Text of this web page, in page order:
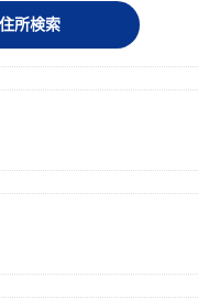
住所検索